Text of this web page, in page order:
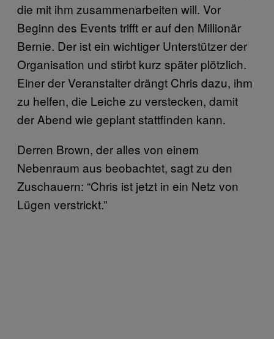
die mit ihm zusammenarbeiten will. Vor
Beginn des Events trifft er auf den Millionär
Bernie. Der ist ein wichtiger Unterstützer der
Organisation und stirbt kurz später plötzlich.
Einer der Veranstalter drängt Chris dazu, ihm
zu helfen, die Leiche zu verstecken, damit
der Abend wie geplant stattfinden kann.
Derren Brown, der alles von einem
Nebenraum aus beobachtet, sagt zu den
Zuschauern: “Chris ist jetzt in ein Netz von
Lügen verstrickt.”